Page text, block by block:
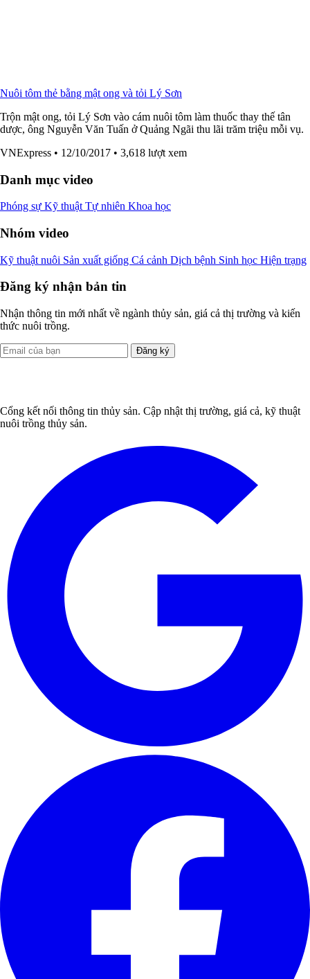
Nuôi tôm thẻ bằng mật ong và tỏi Lý Sơn
Trộn mật ong, tỏi Lý Sơn vào cám nuôi tôm làm thuốc thay thế tân
dược, ông Nguyễn Văn Tuấn ở Quảng Ngãi thu lãi trăm triệu mỗi vụ.
VNExpress • 12/10/2017 • 3,618 lượt xem
Danh mục video
Phóng sự Kỹ thuật Tự nhiên Khoa học
Nhóm video
Kỹ thuật nuôi Sản xuất giống Cá cảnh Dịch bệnh Sinh học Hiện trạng
Đăng ký nhận bản tin
Nhận thông tin mới nhất về ngành thủy sản, giá cả thị trường và kiến
thức nuôi trồng.
Đăng ký
Cổng kết nối thông tin thủy sản. Cập nhật thị trường, giá cả, kỹ thuật
nuôi trồng thủy sản.